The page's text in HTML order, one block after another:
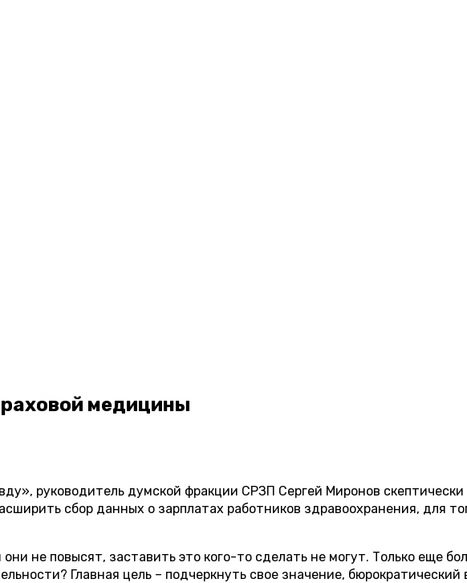
медицины
руководитель думской фракции СРЗП Сергей Миронов
сбор данных о зарплатах работников здравоохранения, для
не повысят, заставить это кого-то сделать не могут. Только еще
Главная цель – подчеркнуть свое значение,